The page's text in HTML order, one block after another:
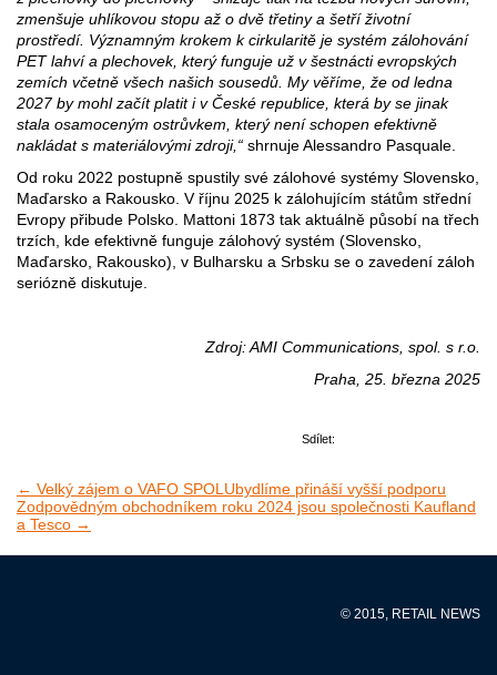
zmenšuje uhlíkovou stopu až o dvě třetiny a šetří životní
prostředí. Významným krokem k cirkularitě je systém zálohování
PET lahví a plechovek, který funguje už v šestnácti evropských
zemích včetně všech našich sousedů. My věříme, že od ledna
2027 by mohl začít platit i v České republice, která by se jinak
stala osamoceným ostrůvkem, který není schopen efektivně
nakládat s materiálovými zdroji,“ shrnuje Alessandro Pasquale.
Od roku 2022 postupně spustily své zálohové systémy Slovensko,
Maďarsko a Rakousko. V říjnu 2025 k zálohujícím státům střední
Evropy přibude Polsko. Mattoni 1873 tak aktuálně působí na třech
trzích, kde efektivně funguje zálohový systém (Slovensko,
Maďarsko, Rakousko), v Bulharsku a Srbsku se o zavedení záloh
seriózně diskutuje.
Zdroj: AMI Communications, spol. s r.o.
Praha, 25. března 2025
Sdílet:
← Velký zájem o VAFO SPOLUbydlíme přináší vyšší podporu
Zodpovědným obchodníkem roku 2024 jsou společnosti Kaufland
a Tesco →
© 2015, RETAIL NEWS